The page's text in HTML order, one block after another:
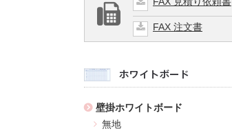
FAX 注文書
壁掛ホワイトボード
無地